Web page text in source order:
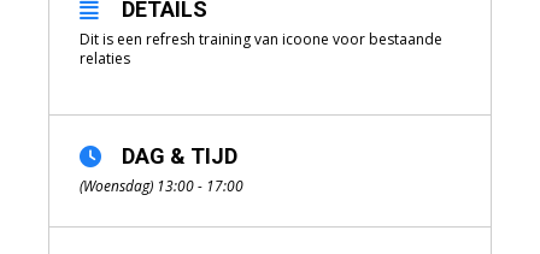
DETAILS
Dit is een refresh training van icoone voor bestaande
relaties
DAG & TIJD
(Woensdag) 13:00 - 17:00